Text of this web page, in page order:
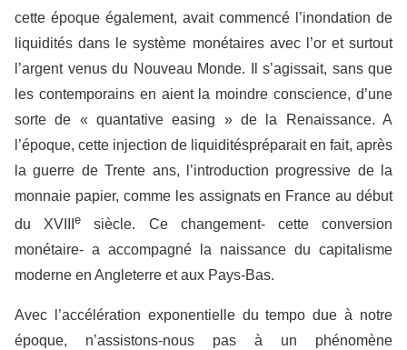
cette époque également, avait commencé l’inondation de
liquidités dans le système monétaires avec l’or et surtout
l’argent venus du Nouveau Monde. Il s’agissait, sans que
les contemporains en aient la moindre conscience, d’une
sorte de « quantative easing » de la Renaissance. A
l’époque, cette injection de liquiditéspréparait en fait, après
la guerre de Trente ans, l’introduction progressive de la
monnaie papier, comme les assignats en France au début
du XVIIIe siècle. Ce changement- cette conversion
monétaire- a accompagné la naissance du capitalisme
moderne en Angleterre et aux Pays-Bas.
Avec l’accélération exponentielle du tempo due à notre
époque, n’assistons-nous pas à un phénomène